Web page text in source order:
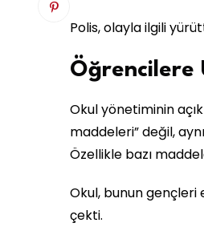
Polis, olayla ilgili
Öğrencilere
Okul yönetiminin
maddeleri” değil,
Özellikle bazı
Okul, bunun gençleri
çekti.